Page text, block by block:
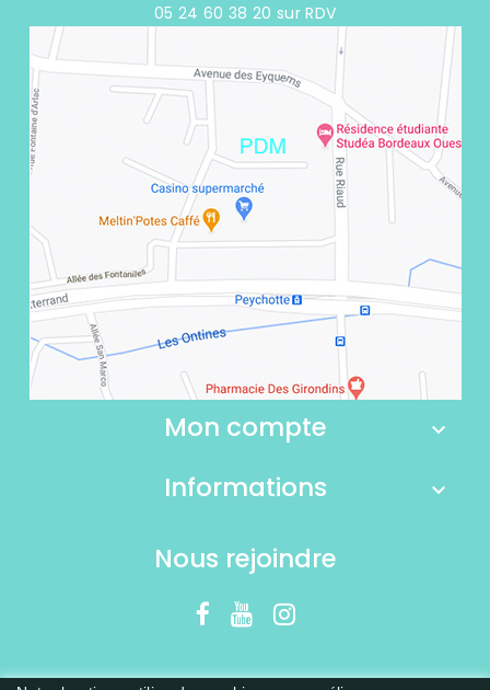
05 24 60 38 20 sur RDV
Mon compte
Informations
Nous rejoindre